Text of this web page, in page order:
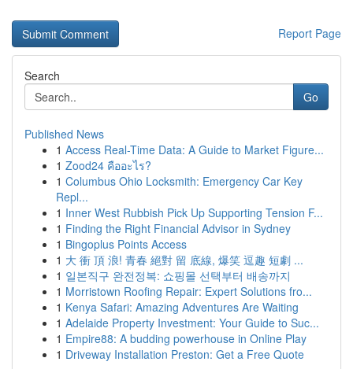
Report Page
Search
Go
Published News
1 Access Real-Time Data: A Guide to Market Figure...
1 Zood24 คืออะไร?
1 Columbus Ohio Locksmith: Emergency Car Key
Repl...
1 Inner West Rubbish Pick Up Supporting Tension F...
1 Finding the Right Financial Advisor in Sydney
1 Bingoplus Points Access
1 大 衝 頂 浪! 青春 絕對 留 底線, 爆笑 逗趣 短劇 ...
1 일본직구 완전정복: 쇼핑몰 선택부터 배송까지
1 Morristown Roofing Repair: Expert Solutions fro...
1 Kenya Safari: Amazing Adventures Are Waiting
1 Adelaide Property Investment: Your Guide to Suc...
1 Empire88: A budding powerhouse in Online Play
1 Driveway Installation Preston: Get a Free Quote